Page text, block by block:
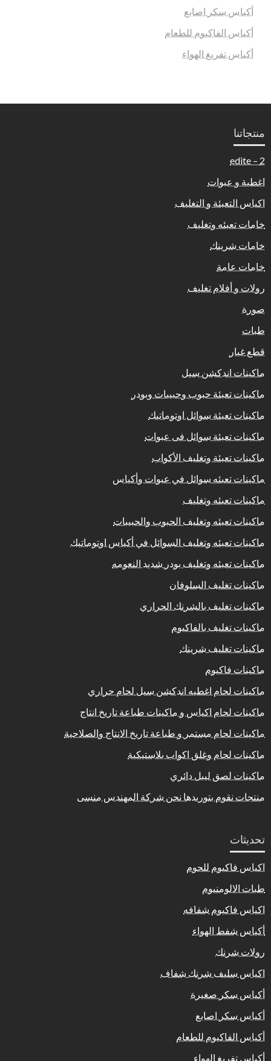
أكياس سكر اصابع
أكياس الفاكيوم للطعام
أكياس تفريغ الهواء
منتجاتنا
2 – edite
اغطية و عبوات
اكياس التعبئة و التغليف
خامات تعبئه وتغليف
خامات شرينك
خامات عامة
رولات و أفلام تغليف
صورة
طبات
قطع غيار
ماكينات اندكشن سيل
ماكينات تعبئة حبوب وحبيبات وبودر
ماكينات تعبئة سوائل اوتوماتيك
ماكينات تعبئة سوائل فى عبوات
ماكينات تعبئة وتغليف الأكواب
ماكينات تعبئه سوائل في عبوات وأكياس
ماكينات تعبئه وتغليف
ماكينات تعبئه وتغليف الحبوب والحبيبات
ماكينات تعبئه وتغليف السوائل في أكياس اوتوماتيك
ماكينات تعبئه وتغليف بودر شديد النعومه
ماكينات تغليف السلوفان
ماكينات تغليف بالشرنك الحراري
ماكينات تغليف بالفاكيوم
ماكينات تغليف شرينك
ماكينات فاكيوم
ماكينات لحام اغطيه اندكشن سيل لحام حراري
ماكينات لحام اكياس و ماكينات طباعة تاريخ انتاج
ماكينات لحام مستمر و طباعة تاريخ الانتاج والصلاحية
ماكينات لحام وغلق اكواب بلاستيكية
ماكينات لصق ليبل دائري
منتجات نقوم بتوريدها نحن شركة المهندس منسى
تحديثات
اكياس فاكيوم للحوم
طبات الالومنيوم
اكياس فاكيوم شفافه
أكياس شفط الهواء
رولات شرنك
اكياس سليف شرنك شفاف
أكياس سكر صغيرة
أكياس سكر اصابع
أكياس الفاكيوم للطعام
أكياس تفريغ الهواء